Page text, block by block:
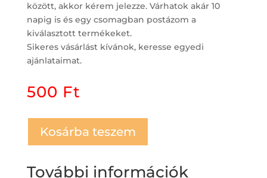
között, akkor kérem jelezze. Várhatok akár 10
napig is és egy csomagban postázom a
kiválasztott termékeket.
Sikeres vásárlást kívánok, keresse egyedi
ajánlataimat.
500 Ft
Kosárba teszem
További információk